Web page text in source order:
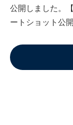
公開しました。
ートショット公